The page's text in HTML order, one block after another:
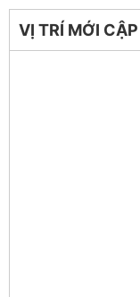
VỊ TRÍ MỚI